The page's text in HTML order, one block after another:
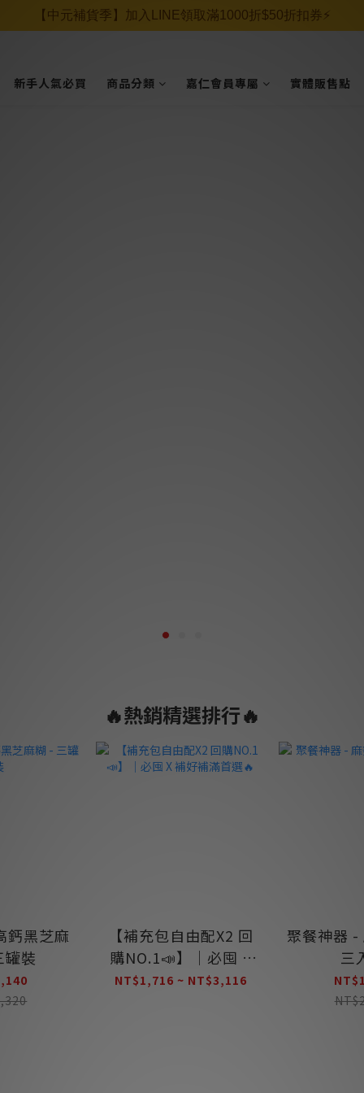
新手人氣必買 商品分類 嘉仁會員專屬 實體販售點
🔥熱銷精選排行🔥
鈣黑芝麻
罐裝
【補充包自由配X2 回
購NO.1📣】｜必囤 X
補好補滿首選🔥
NT$1,716 ~ NT$3,116
聚餐神器 -
三
【中元補貨季】加入LINE領取滿1000折$50折扣券⚡️